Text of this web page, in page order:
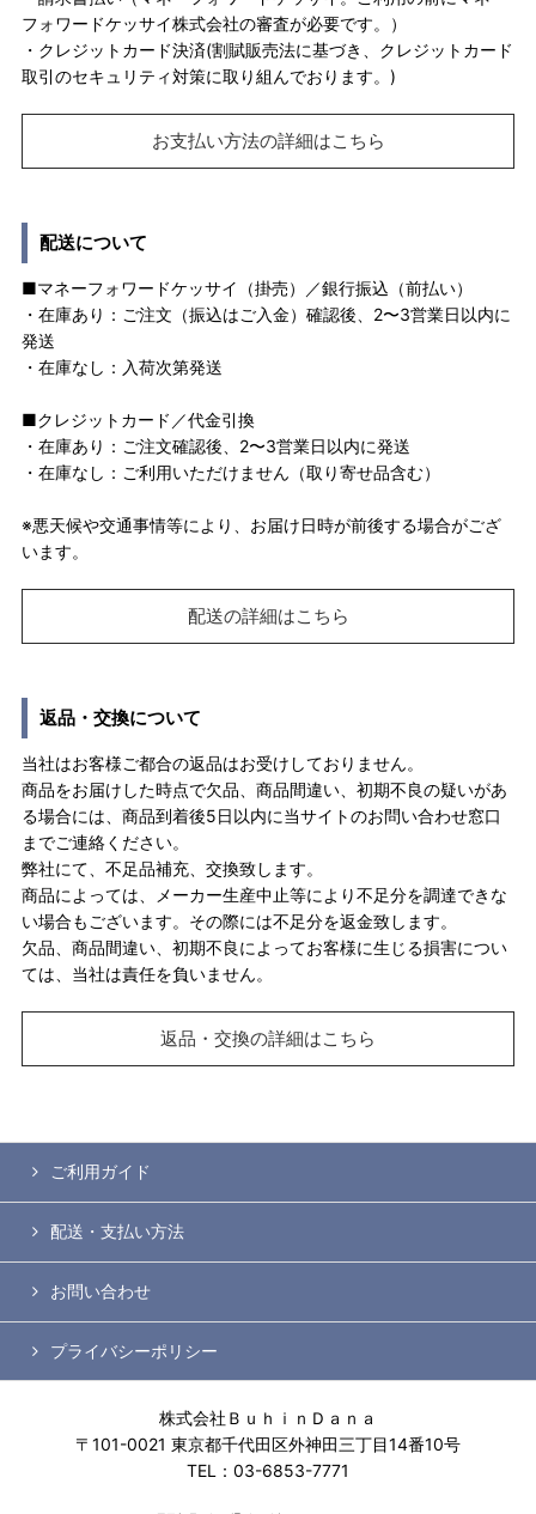
フォワードケッサイ株式会社の審査が必要です。）
・クレジットカード決済(割賦販売法に基づき、クレジットカード
取引のセキュリティ対策に取り組んでおります。)
お支払い方法の詳細はこちら
配送について
■マネーフォワードケッサイ（掛売）／銀行振込（前払い）
・在庫あり：ご注文（振込はご入金）確認後、2〜3営業日以内に
発送
・在庫なし：入荷次第発送
■クレジットカード／代金引換
・在庫あり：ご注文確認後、2〜3営業日以内に発送
・在庫なし：ご利用いただけません（取り寄せ品含む）
※悪天候や交通事情等により、お届け日時が前後する場合がござ
います。
配送の詳細はこちら
返品・交換について
当社はお客様ご都合の返品はお受けしておりません。
商品をお届けした時点で欠品、商品間違い、初期不良の疑いがあ
る場合には、商品到着後5日以内に当サイトのお問い合わせ窓口
までご連絡ください。
弊社にて、不足品補充、交換致します。
商品によっては、メーカー生産中止等により不足分を調達できな
い場合もございます。その際には不足分を返金致します。
欠品、商品間違い、初期不良によってお客様に生じる損害につい
ては、当社は責任を負いません。
返品・交換の詳細はこちら
ご利用ガイド
配送・支払い方法
お問い合わせ
プライバシーポリシー
株式会社ＢｕｈｉｎＤａｎａ
〒101-0021 東京都千代田区外神田三丁目14番10号
TEL：03-6853-7771